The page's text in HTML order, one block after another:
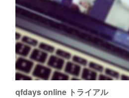
qfdays online トライアル